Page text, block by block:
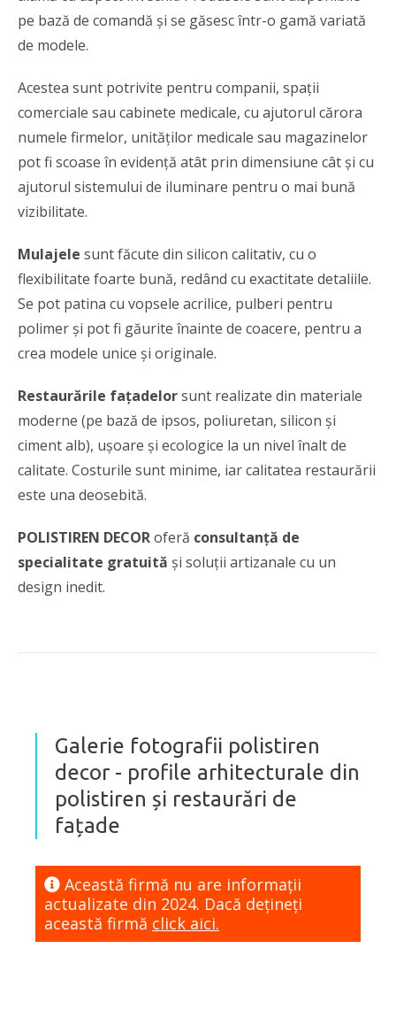
pe bază de comandă și se găsesc într-o gamă variată
de modele.
Acestea sunt potrivite pentru companii, spații
comerciale sau cabinete medicale, cu ajutorul cărora
numele firmelor, unităților medicale sau magazinelor
pot fi scoase în evidență atât prin dimensiune cât și cu
ajutorul sistemului de iluminare pentru o mai bună
vizibilitate.
Mulajele sunt făcute din silicon calitativ, cu o
flexibilitate foarte bună, redând cu exactitate detaliile.
Se pot patina cu vopsele acrilice, pulberi pentru
polimer și pot fi găurite înainte de coacere, pentru a
crea modele unice și originale.
Restaurările fațadelorsunt realizate din materiale
moderne (pe bază de ipsos, poliuretan, silicon și
ciment alb), ușoare și ecologice la un nivel înalt de
calitate. Costurile sunt minime, iar calitatea restaurării
este una deosebită.
POLISTIREN DECORoferă consultanță de
specialitate gratuită și soluții artizanale cu un
design inedit.
Galerie fotografii polistiren
decor - profile arhitecturale din
polistiren și restaurări de
fațade
Această firmă nu are informaţii
actualizate din 2024. Dacă dețineți
această firmă click aici.